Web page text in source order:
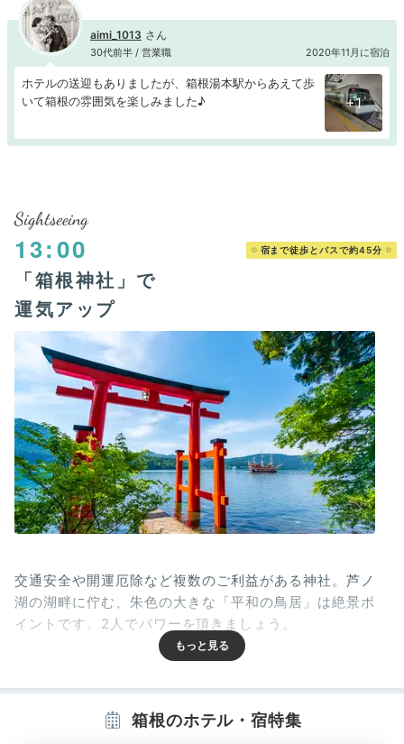
aimi_1013
30代前半 / 営業職 2020年11月に宿泊
ホテルの送迎もありましたが、箱根湯本駅からあえて歩
いて箱根の雰囲気を楽しみました♪
+1
Sightseeing
13:00 宿まで徒歩とバスで約45分
「箱根神社」で
運気アップ
交通安全や開運厄除など複数のご利益がある神社。芦ノ
湖の湖畔に佇む、朱色の大きな「平和の鳥居」は絶景ポ
イントです。2人でパワーを頂きましょう。
aimi_1013箱根のホテル・宿特集